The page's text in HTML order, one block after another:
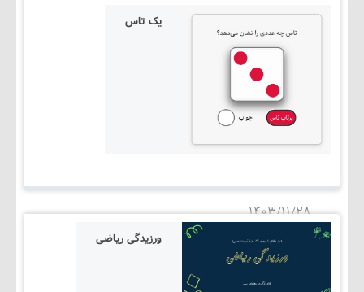
یک تاس
۱۴۰۳/۱۱/۲۸
ورزیدگی ریاضی